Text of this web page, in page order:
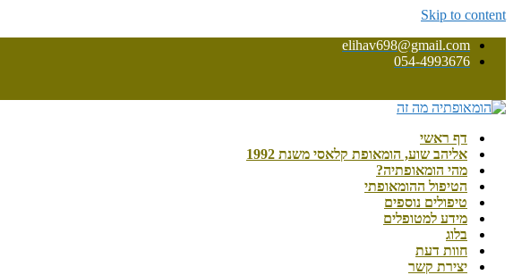
Skip to content
elihav698@gmail.com
054-4993676
דף ראשי
אליהב שוע, הומאופת קלאסי משנת 1992
מהי הומאופתיה?
הטיפול ההומאופתי
טיפולים נוספים
מידע למטופלים
בלוג
חוות דעת
יצירת קשר